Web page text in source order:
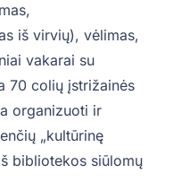
iš virvių), vėlimas,
vakarai su
70 colių įstrižainės
organizuoti ir
„kultūrinę
bibliotekos siūlomų